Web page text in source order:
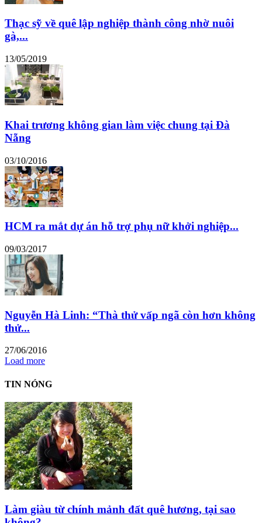
Thạc sỹ về quê lập nghiệp thành công nhờ nuôi
gà,...
13/05/2019
Khai trương không gian làm việc chung tại Đà
Nẵng
03/10/2016
HCM ra mắt dự án hỗ trợ phụ nữ khởi nghiệp...
09/03/2017
Nguyễn Hà Linh: “Thà thử vấp ngã còn hơn không
thử...
27/06/2016
Load more
TIN NÓNG
Làm giàu từ chính mảnh đất quê hương, tại sao